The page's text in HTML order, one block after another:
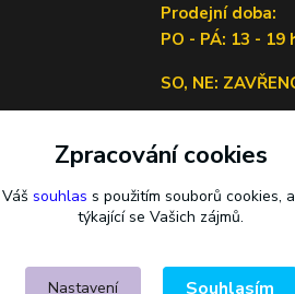
Prodejní doba:
PO - PÁ: 13 - 19
SO, NE:
Lečkova 1519/9,
Zpracování cookies
souhlas s použitím souborů cookies,
týkající se Vašich zájmů.
Nastavení Souhlasím